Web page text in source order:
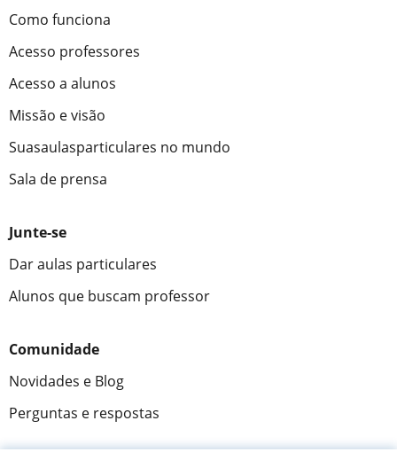
Como funciona
Acesso professores
Acesso a alunos
Missão e visão
Suasaulasparticulares no mundo
Sala de prensa
Junte-se
Dar aulas particulares
Alunos que buscam professor
Comunidade
Novidades e Blog
Perguntas e respostas